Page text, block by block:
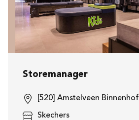
Storemanager
[520] Amstelveen Binnenhof
Skechers